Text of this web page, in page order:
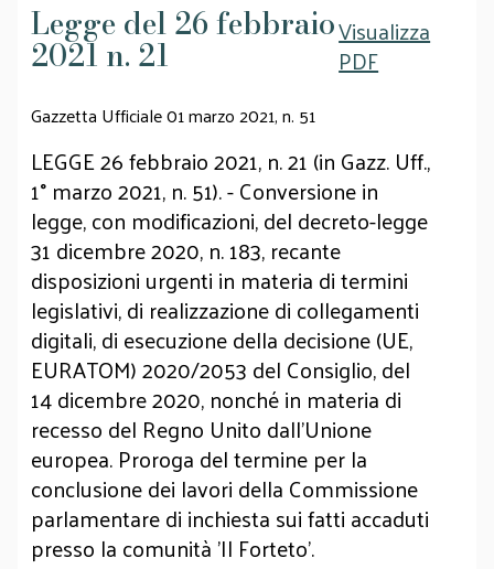
Legge del 26 febbraio
2021 n. 21
Visualizza
PDF
Gazzetta Ufficiale 01 marzo 2021, n. 51
LEGGE 26 febbraio 2021, n. 21 (in Gazz. Uff.,
1° marzo 2021, n. 51). - Conversione in
legge, con modificazioni, del decreto-legge
31 dicembre 2020, n. 183, recante
disposizioni urgenti in materia di termini
legislativi, di realizzazione di collegamenti
digitali, di esecuzione della decisione (UE,
EURATOM) 2020/2053 del Consiglio, del
14 dicembre 2020, nonché in materia di
recesso del Regno Unito dall'Unione
europea. Proroga del termine per la
conclusione dei lavori della Commissione
parlamentare di inchiesta sui fatti accaduti
presso la comunità 'Il Forteto'.